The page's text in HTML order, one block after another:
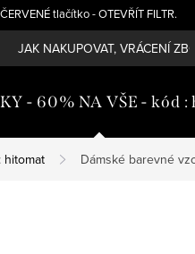
tlačítko - OTEVŘÍT FILTR.
JAK NAKUPOVAT, VRÁCENÍ
- 60% NA VŠE - kód
hitomat Dámské barevné